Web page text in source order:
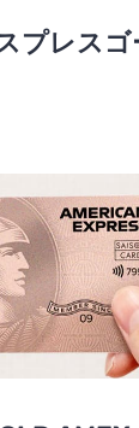
プレスゴ